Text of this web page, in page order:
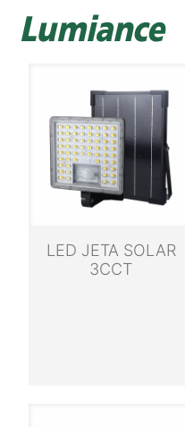
LED JETA SOLAR
3CCT